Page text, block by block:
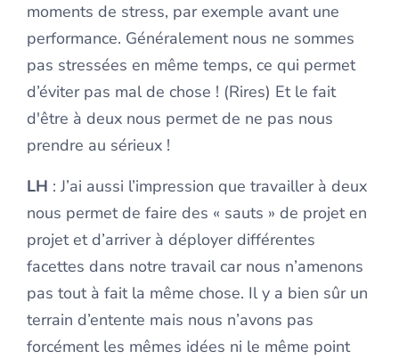
moments de stress, par exemple avant une
performance. Généralement nous ne sommes
pas stressées en même temps, ce qui permet
d’éviter pas mal de chose ! (Rires) Et le fait
d'être à deux nous permet de ne pas nous
prendre au sérieux !
LH : J’ai aussi l’impression que travailler à deux
nous permet de faire des « sauts » de projet en
projet et d’arriver à déployer différentes
facettes dans notre travail car nous n’amenons
pas tout à fait la même chose. Il y a bien sûr un
terrain d’entente mais nous n’avons pas
forcément les mêmes idées ni le même point